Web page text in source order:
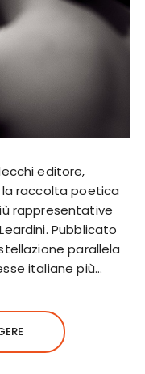
editore,
raccolta poetica
rappresentative
Pubblicato
parallela
italiane più…